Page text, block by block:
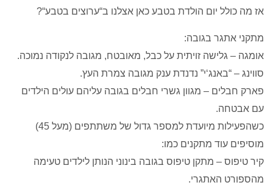
אז מה כולל יום הולדת בטבע כאן אצלנו ב“ערוצים בטבע“?
מתקני אתגר בגובה:
אומגה – גלישה זויתית על כבל, מאובטח, מגובה לנקודה נמוכה.
סווינג – “באנג‘י” נדנדת ענק מגובה צמרת העץ.
פארק חבלים – מגוון גשרי חבלים בגובה עליהם עולים הילדים
עם אבטחה.
כשהפעילות מיועדת למספר גדול של משתתפים (מעל 45)
מוסיפים עוד מתקנים כמו:
קיר טיפוס – מתקן טיפוס בגובה בינוני הנותן לילדים טעימה
מהספורט האתגרי.